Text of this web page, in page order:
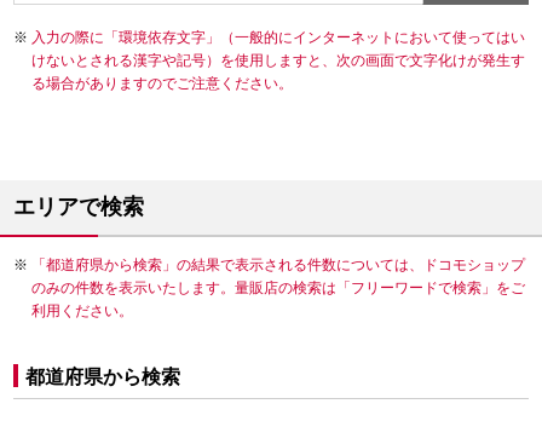
入力の際に「環境依存文字」（一般的にインターネットにおいて使ってはい
けないとされる漢字や記号）を使用しますと、次の画面で文字化けが発生す
る場合がありますのでご注意ください。
エリアで検索
「都道府県から検索」の結果で表示される件数については、ドコモショップ
のみの件数を表示いたします。量販店の検索は「フリーワードで検索」をご
利用ください。
都道府県から検索